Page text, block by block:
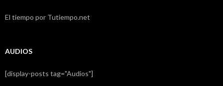
El tiempo por Tutiempo.net
AUDIOS
[display-posts tag="Audios"]